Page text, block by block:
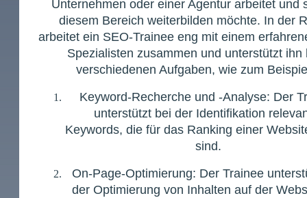
Unternehmen oder einer Agentur arbeitet und
diesem Bereich weiterbilden möchte. In der
arbeitet ein SEO-Trainee eng mit einem
Spezialisten zusammen und unterstützt ihn
verschiedenen Aufgaben, wie zum
Keyword-Recherche und -Analyse: Der
unterstützt bei der Identifikation
Keywords, die für das Ranking einer
sind.
On-Page-Optimierung: Der Trainee
der Optimierung von Inhalten auf der